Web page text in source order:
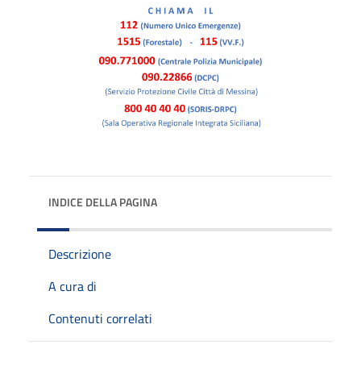
INDICE DELLA PAGINA
Descrizione
A cura di
Contenuti correlati